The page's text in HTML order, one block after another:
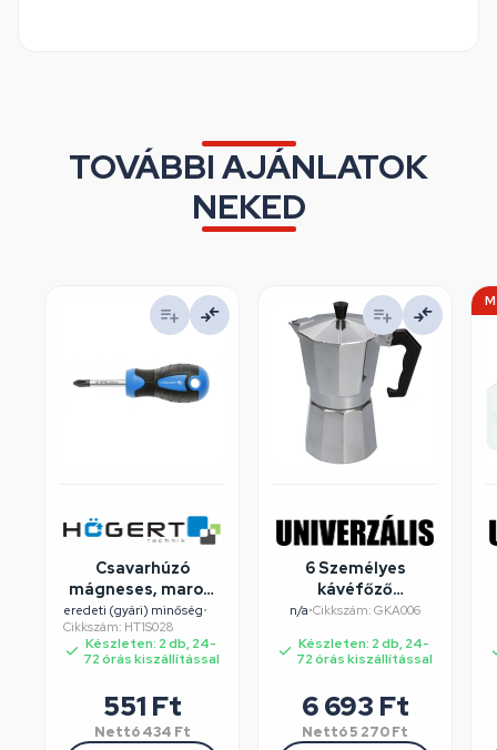
TOVÁBBI AJÁNLATOK
NEKED
Csavarhúzó
mágneses, marok,
csillag fejű, PH2 x
38 mm szár,
HÖGERT HT1S028
eredeti (gyári) minőség•
Cikkszám: HT1S028
Készleten: 2 db, 24-
72 órás kiszállítással
551 Ft
Nettó 434 Ft
6 Személyes
kávéfőző
alumínium dobozos
n/a•Cikkszám: GKA006
Készleten: 2 db, 24-
72 órás kiszállítással
6 693 Ft
Nettó5 270Ft